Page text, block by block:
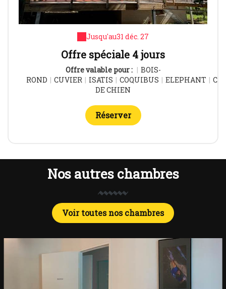
Jusqu'au31 déc. 27
Offre spéciale 4 jours
Offre valable pour : | BOIS-
ROND | CUVIER | ISATIS | COQUIBUS | ELEPHANT |
DE CHIEN
Réserver
Nos autres chambres
Voir toutes nos chambres